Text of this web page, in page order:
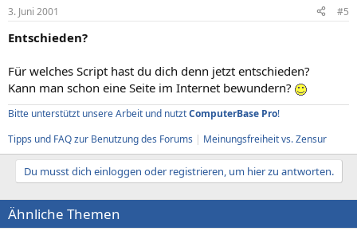
3. Juni 2001 #5
Entschieden?
Für welches Script hast du dich denn jetzt entschieden?
Kann man schon eine Seite im Internet bewundern?
Bitte unterstützt unsere Arbeit und nutztComputerBase Pro!
Tipps und FAQ zur Benutzung des Forums | Meinungsfreiheit vs. Zensur
Du musst dich einloggen oder registrieren, um hier zu antworten.
Ähnliche Themen